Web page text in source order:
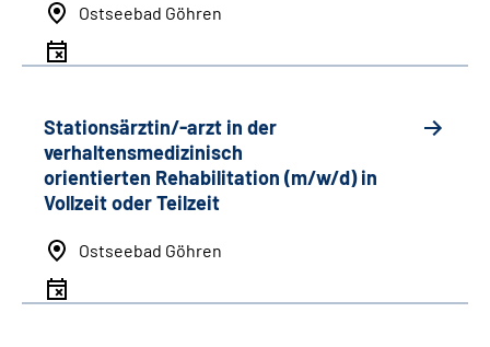
Ostseebad Göhren
Stationsärztin/-arzt in der
verhaltensmedizinisch
orientierten Rehabilitation (m/w/d) in
Vollzeit oder Teilzeit
Ostseebad Göhren